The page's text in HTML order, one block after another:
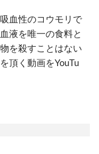
血性のコウモリで
液を唯一の食料と
を殺すことはない
頂く動画をYouTu